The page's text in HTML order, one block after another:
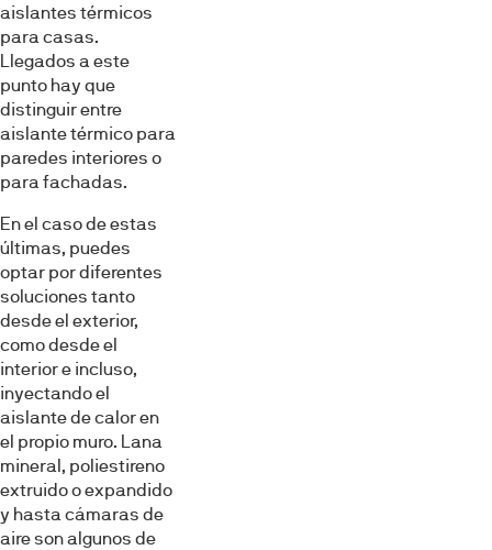
aislantes térmicos
para casas.
Llegados a este
punto hay que
distinguir entre
aislante térmico para
paredes interiores o
para fachadas.
En el caso de estas
últimas, puedes
optar por diferentes
soluciones tanto
desde el exterior,
como desde el
interior e incluso,
inyectando el
aislante de calor en
el propio muro. Lana
mineral, poliestireno
extruido o expandido
y hasta cámaras de
aire son algunos de